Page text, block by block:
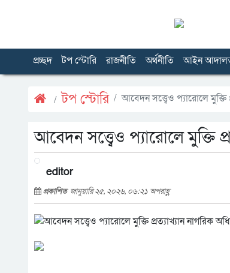
প্রচ্ছদ টপ স্টোরি রাজনীতি অর্থনীতি আইন
টপ স্টোরি আবেদন সত্ত্বেও প্যারোলে
আবেদন সত্ত্বেও প্যারোলে মুক্তি
editor
প্রকাশিত জানুয়ারি ২৫, ২০২৬, ০৬:২১ অপরাহ্ণ